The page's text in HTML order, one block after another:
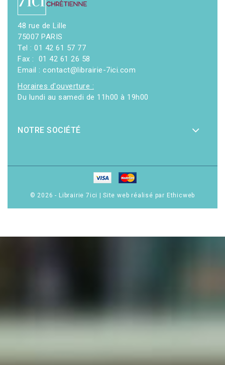
48 rue de Lille
75007 PARIS
Tel : 01 42 61 57 77
Fax : 01 42 61 26 58
Email : contact@librairie-7ici.com
Horaires d'ouverture :
Du lundi au samedi de 11h00 à 19h00
NOTRE SOCIÉTÉ
© 2026 - Librairie 7ici Site web réalisé par Ethicweb